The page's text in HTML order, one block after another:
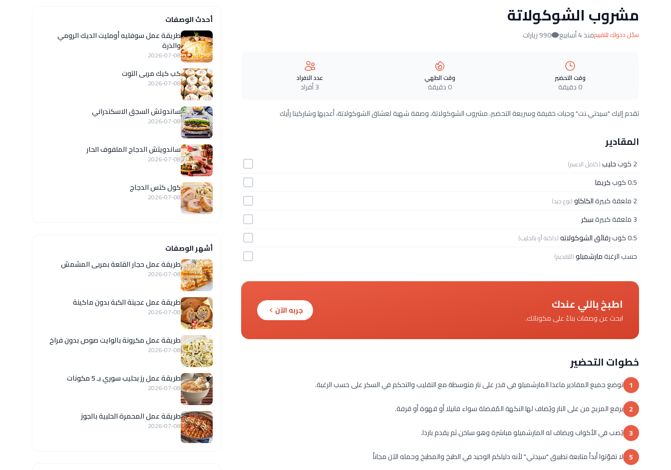
مشروب الشوكولاتة
سجّل دخولك للتقييممنذ 4 أسابيع 990 زيارات
وقت التحضير
0 دقيقة
وقت الطهي
0 دقيقة
عدد الافراد
3 أفراد
تقدم إليك "سيدتي.نت" وجبات خفيفة وسريعة التحضير، مشروب الشوكولاتة، وصفة شهية لعشاق الشوكولاتة، أعديها وشاركينا رأيك
المقادير
2 كوب حليب(كامل الدسم)
0.5 كوب
كريما
2 ملعقة كبيرة
الكاكاو(نوع جيد)
3 ملعقة كبيرة
سكر
0.5 كوب
رقائق الشوكولاته(داكنة أو بالحليب)
حسب الرغبةمارشميلو(للتقديم)
اطبخ باللي عندك
ابحث عن وصفات بناءً على مكوناتك.
جربه الآن
خطوات التحضير
1 توضع جميع المقادير ماعدا المارشميلو في قدر على نار متوسطة مع التقليب والتحكم في السكر على حسب الرغبة.
2 يرفع المزيج من على النار ويُضاف لها النكهة المُفضلة سواء فانيلا أو قهوة أو قرفة.
3 يُصب في الأكواب ويضاف له المارشميلو مباشرة وهو ساخن ثم يقدم باردا.
5 لا تفوّتوا أبداً متابعة تطبيق "سيدتي" لأنه دليلكم الوحيد في الطبخ والمطبخ وحمله الآن مجاناً
أحدث الوصفات
طريقة عمل سوفليه أومليت الديك الرومي
والذرة
2026-07-08
كب كيك مربى التوت
2026-07-08
ساندوتش السجق الاسكندراني
2026-07-08
ساندويتش الدجاج الملفوف الحار
2026-07-08
كول كتس الدجاج
2026-07-08
أشهر الوصفات
طريقة عمل حجار القلعة بمربى المشمش
2026-07-08
طريقة عمل عجينة الكبة بدون ماكينة
2026-07-08
طريقة عمل مكرونة بالوايت صوص بدون فراخ
2026-07-08
طريقة عمل رز بحليب سوري بـ 5 مكونات
2026-07-08
طريقة عمل المحمرة الحلبية بالجوز
2026-07-08